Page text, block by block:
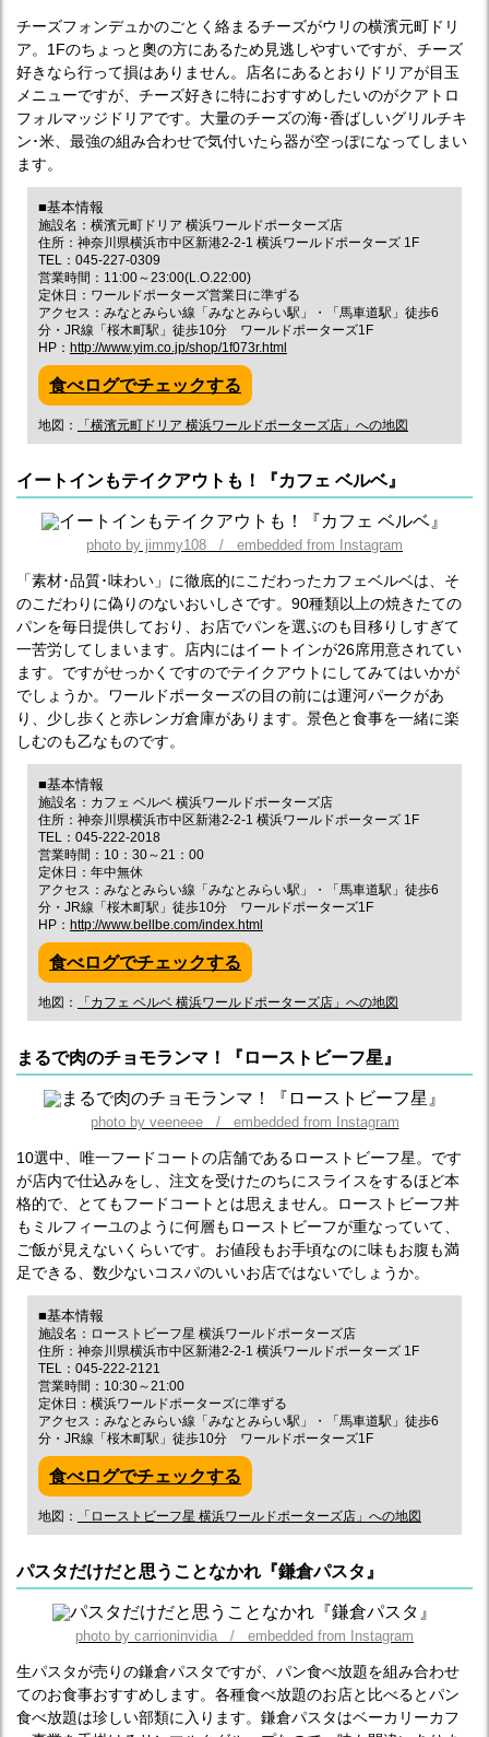
チーズフォンデュかのごとく絡まるチーズがウリの横濱元町ドリ
ア。1Fのちょっと奧の方にあるため見逃しやすいですが、チーズ
好きなら行って損はありません。店名にあるとおりドリアが目玉
メニューですが、チーズ好きに特におすすめしたいのがクアトロ
フォルマッジドリアです。大量のチーズの海･香ばしいグリルチキ
ン･米、最強の組み合わせで気付いたら器が空っぽになってしまい
ます。
■基本情報
施設名：横濱元町ドリア 横浜ワールドポーターズ店
住所：神奈川県横浜市中区新港2-2-1 横浜ワールドポーターズ 1F
TEL：045-227-0309
営業時間：11:00～23:00(L.O.22:00)
定休日：ワールドポーターズ営業日に準ずる
アクセス：みなとみらい線「みなとみらい駅」・「馬車道駅」徒歩6
分・JR線「桜木町駅」徒歩10分 ワールドポーターズ1F
HP： http://www.yim.co.jp/shop/1f073r.html
食べログでチェックする
地図： 「横濱元町ドリア 横浜ワールドポーターズ店」への地図
イートインもテイクアウトも！『カフェ ベルベ』
photo by jimmy108 / embedded from Instagram
「素材･品質･味わい」に徹底的にこだわったカフェベルベは、そ
のこだわりに偽りのないおいしさです。90種類以上の焼きたての
パンを毎日提供しており、お店でパンを選ぶのも目移りしすぎて
一苦労してしまいます。店内にはイートインが26席用意されてい
ます。ですがせっかくですのでテイクアウトにしてみてはいかが
でしょうか。ワールドポーターズの目の前には運河パークがあ
り、少し歩くと赤レンガ倉庫があります。景色と食事を一緒に楽
しむのも乙なものです。
■基本情報
施設名：カフェ ベルベ 横浜ワールドポーターズ店
住所：神奈川県横浜市中区新港2-2-1 横浜ワールドポーターズ 1F
TEL：045-222-2018
営業時間：10：30～21：00
定休日：年中無休
アクセス：みなとみらい線「みなとみらい駅」・「馬車道駅」徒歩6
分・JR線「桜木町駅」徒歩10分 ワールドポーターズ1F
HP： http://www.bellbe.com/index.html
食べログでチェックする
地図： 「カフェ ベルベ 横浜ワールドポーターズ店」への地図
まるで肉のチョモランマ！『ローストビーフ星』
photo by veeneee / embedded from Instagram
10選中、唯一フードコートの店舗であるローストビーフ星。です
が店内で仕込みをし、注文を受けたのちにスライスをするほど本
格的で、とてもフードコートとは思えません。ローストビーフ丼
もミルフィーユのように何層もローストビーフが重なっていて、
ご飯が見えないくらいです。お値段もお手頃なのに味もお腹も満
足できる、数少ないコスパのいいお店ではないでしょうか。
■基本情報
施設名：ローストビーフ星 横浜ワールドポーターズ店
住所：神奈川県横浜市中区新港2-2-1 横浜ワールドポーターズ 1F
TEL：045-222-2121
営業時間：10:30～21:00
定休日：横浜ワールドポーターズに準ずる
アクセス：みなとみらい線「みなとみらい駅」・「馬車道駅」徒歩6
分・JR線「桜木町駅」徒歩10分 ワールドポーターズ1F
食べログでチェックする
地図： 「ローストビーフ星 横浜ワールドポーターズ店」への地図
パスタだけだと思うことなかれ『鎌倉パスタ』
photo by carrioninvidia / embedded from Instagram
生パスタが売りの鎌倉パスタですが、パン食べ放題を組み合わせ
てのお食事おすすめします。各種食べ放題のお店と比べるとパン
食べ放題は珍しい部類に入ります。鎌倉パスタはベーカリーカフ